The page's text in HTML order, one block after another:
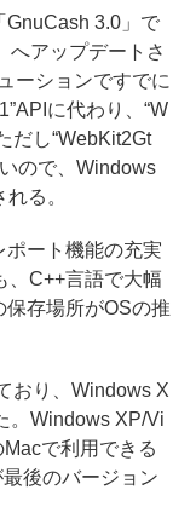
3.0」で
へアップデートさ
ーションですでに
に代わり、“W
だし“WebKit2Gt
ので、Windows
る。
ート機能の充実
、C++言語で大幅
存場所がOSの推
おり、Windows X
。Windows XP/Vi
で利用できる
後のバージョン